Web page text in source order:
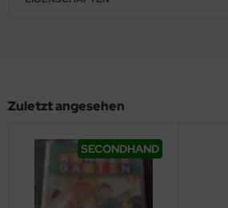
Zuletzt angesehen
SECONDHAND